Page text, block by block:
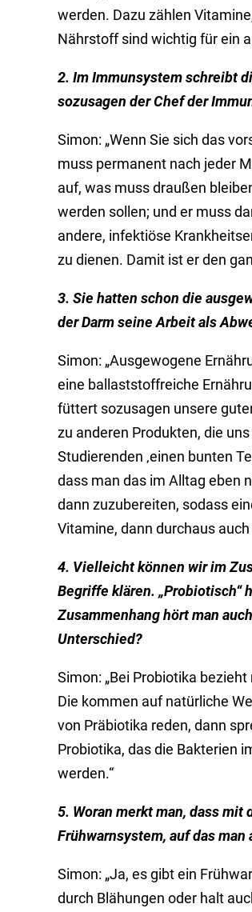
werden. Dazu zählen
Nährstoff sind wichtig für ein
2. Im Immunsystem schreibt
sozusagen der Chef der
Simon: „Wenn Sie sich das
muss permanent nach jeder
auf, was muss draußen
werden sollen; und er muss
andere, infektiöse
zu dienen. Damit ist er den
3. Sie hatten schon die
der Darm seine Arbeit als
Simon: „Ausgewogene
eine ballaststoffreiche
füttert sozusagen unsere
zu anderen Produkten, die
Studierenden ‚einen bunten
dass man das im Alltag eben
dann zuzubereiten, sodass
Vitamine, dann durchaus
4. Vielleicht können wir im
Begriffe klären. „Probiotisch“
Zusammenhang hört man
Unterschied?
Simon: „Bei Probiotika
Die kommen auf natürliche
von Präbiotika reden, dann
Probiotika, das die Bakterien
werden.“
5. Woran merkt man, dass mit
Frühwarnsystem, auf das
Simon: „Ja, es gibt ein
durch Blähungen oder halt